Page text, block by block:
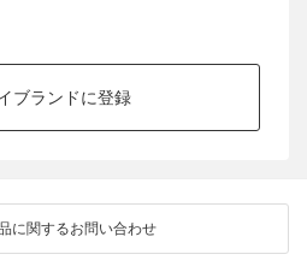
ブランドに登録
に関するお問い合わせ